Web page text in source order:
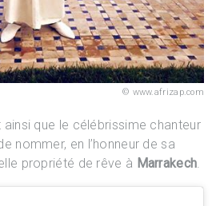
www.afrizap.com
ainsi que le célébrissime chanteur
nommer, en l’honneur de sa
propriété de rêve à Marrakech